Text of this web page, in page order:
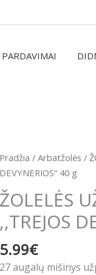
Pradžia /Arbatžolės /
DEVYNERIOS“ 40 g
ŽOLELĖS
,,TREJOS
5.99€
27 augalų mišinys
produkto
kiekis:
ŽOLELĖS
UŽPILTINEI
,,TREJOS
DEVYNERIOS“
40
g